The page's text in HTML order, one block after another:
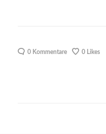
0 Kommentare 0 Likes